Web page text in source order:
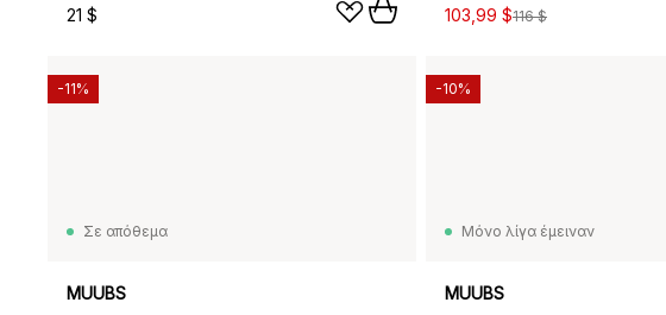
21 $ 103,99 $116 $
Σε απόθεμα
MUUBS
-11%
Μόνο λίγα έμειναν
MUUBS
-10%